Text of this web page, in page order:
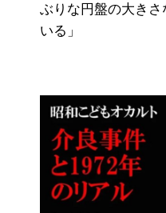
ぶりな円盤の大き
いる」